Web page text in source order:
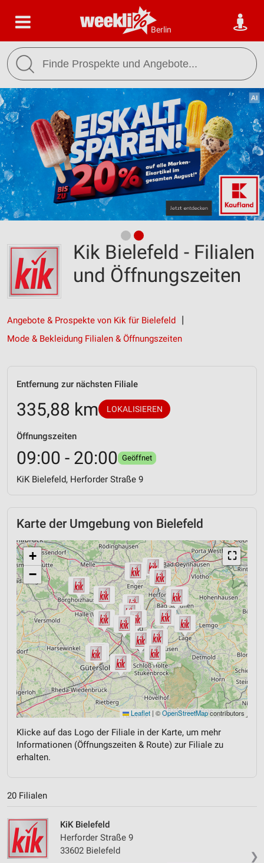
Berlin
Kik Bielefeld - Filialen
und Öffnungszeiten
Angebote & Prospekte von Kik für Bielefeld
Mode & Bekleidung Filialen & Öffnungszeiten
Entfernung zur nächsten Filiale
335,88 km LOKALISIEREN
Öffnungszeiten
09:00 - 20:00 Geöffnet
KiK Bielefeld, Herforder Straße 9
Karte der Umgebung von Bielefeld
⛶
+
−
Leaflet | ©OpenStreetMapcontributors
Klicke auf das Logo der Filiale in der Karte, um mehr
Informationen (Öffnungszeiten & Route) zur Filiale zu
erhalten.
20 Filialen
❯
KiK Bielefeld
Herforder Straße 9
33602 Bielefeld